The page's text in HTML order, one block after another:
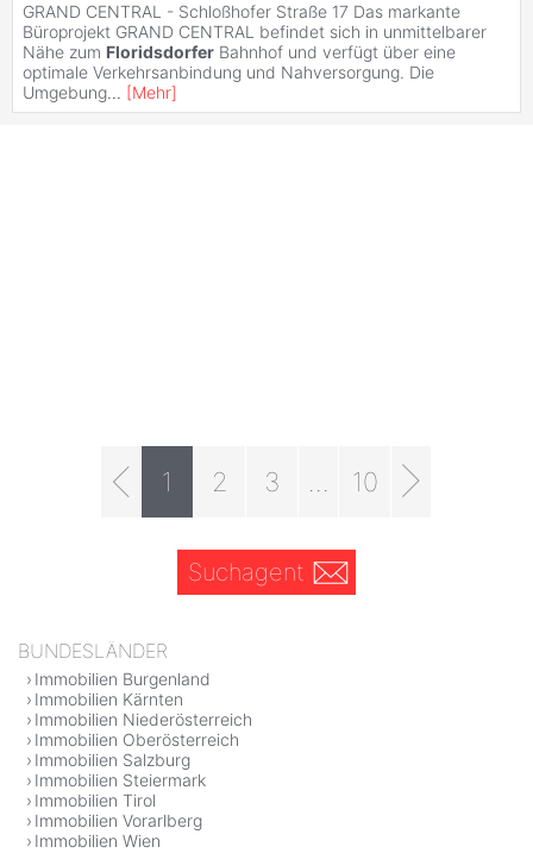
GRAND CENTRAL - Schloßhofer Straße 17 Das markante
Büroprojekt GRAND CENTRAL befindet sich in unmittelbarer
Nähe zum Floridsdorfer Bahnhof und verfügt über eine
optimale Verkehrsanbindung und Nahversorgung. Die
Umgebung... [Mehr]
1 2 3 10
Suchagent
BUNDESLÄNDER
Immobilien Burgenland
Immobilien Kärnten
Immobilien Niederösterreich
Immobilien Oberösterreich
Immobilien Salzburg
Immobilien Steiermark
Immobilien Tirol
Immobilien Vorarlberg
Immobilien Wien